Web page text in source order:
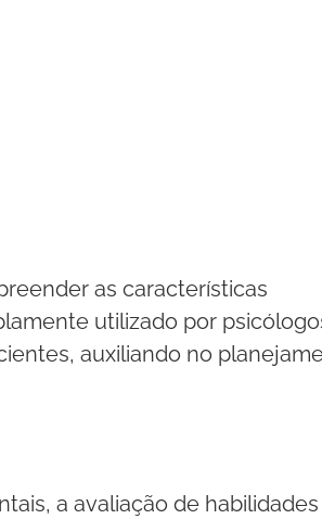
as características
utilizado por
auxiliando no
a avaliação de habilidades